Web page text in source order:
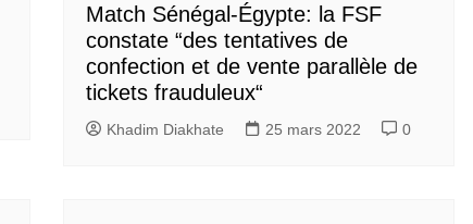
Match Sénégal-Égypte: la FSF
constate “des tentatives de
confection et de vente parallèle de
tickets frauduleux“
Khadim Diakhate 25 mars 2022 0